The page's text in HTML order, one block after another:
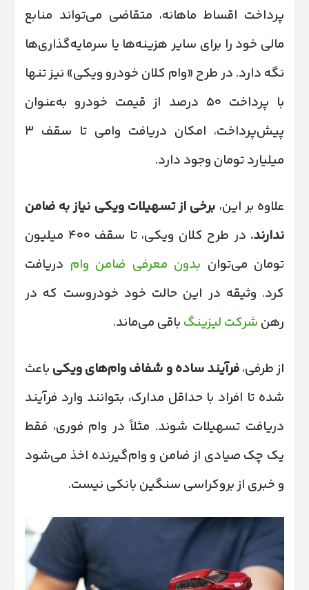
پرداخت اقساط ماهانه، متقاضی می‌تواند منابع
مالی خود را برای سایر هزینه‌ها یا سرمایه‌گذاری‌ها
نگه دارد. در طرح «وام کلان خودرو ویکی» نیز تنها
با پرداخت ۵۰ درصد از قیمت خودرو به‌عنوان
پیش‌پرداخت، امکان دریافت وامی تا سقف ۳
میلیارد تومان وجود دارد.
علاوه بر این، برخی از تسهیلات ویکی نیاز به ضامن
ندارند.
در طرح کلان ویکی، تا سقف ۴۰۰ میلیون
تومان می‌توان بدون معرفی ضامن وام دریافت
کرد. وثیقه در این حالت خود خودروست که در
رهن شرکت لیزینگ باقی می‌ماند.
از طرفی،فرآیند ساده و شفاف وام‌های ویکی باعث
شده تا افراد با حداقل مدارک، بتوانند وارد فرآیند
دریافت تسهیلات شوند. مثلاً در وام فوری، فقط
یک چک صیادی از ضامن و وام‌گیرنده اخذ می‌شود
و خبری از بروکراسی سنگین بانکی نیست.